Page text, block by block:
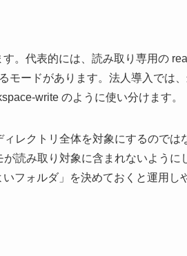
。代表的には、読み取り専用の
モードがあります。法人導入では
write のように使い分けます。
レクトリ全体を対象にするのでは
読み取り対象に含まれないように
フォルダ」を決めておくと運用し